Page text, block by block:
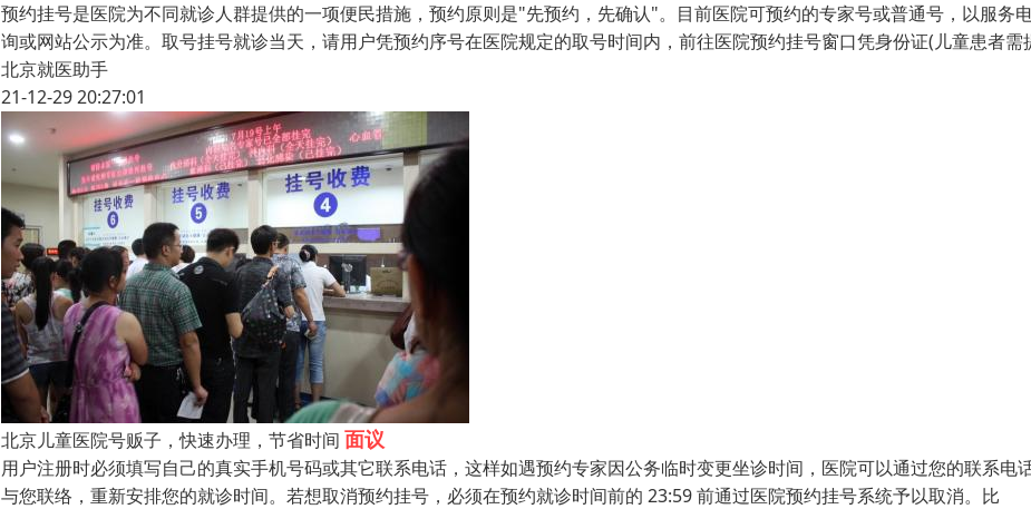
预约挂号是医院为不同就诊人群提供的一项便民措施，预约原则是"先预约，先确认"。目前医院可预约的专家号或普通号，以服务
询或网站公示为准。取号挂号就诊当天，请用户凭预约序号在医院规定的取号时间内，前往医院预约挂号窗口凭身份证(儿童患者需
北京就医助手
21-12-29 20:27:01
北京儿童医院号贩子，快速办理，节省时间 面议
用户注册时必须填写自己的真实手机号码或其它联系电话，这样如遇预约专家因公务临时变更坐诊时间，医院可以通过您的联系电
与您联络，重新安排您的就诊时间。若想取消预约挂号，必须在预约就诊时间前的 23:59 前通过医院预约挂号系统予以取消。比